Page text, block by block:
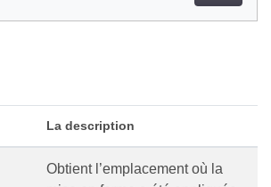
La description
Obtient l’emplacement où la